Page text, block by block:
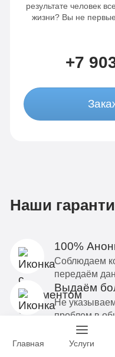
результате человек
жизни? Вы не
+7
Наши
100%
Соблюдаем
передаём
Выдаём
Не
проблем в
Зависимый
Главная Услуги